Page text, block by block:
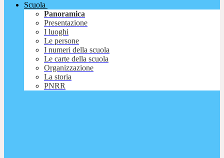
Scuola
Panoramica
Presentazione
I luoghi
Le persone
I numeri della scuola
Le carte della scuola
Organizzazione
La storia
PNRR